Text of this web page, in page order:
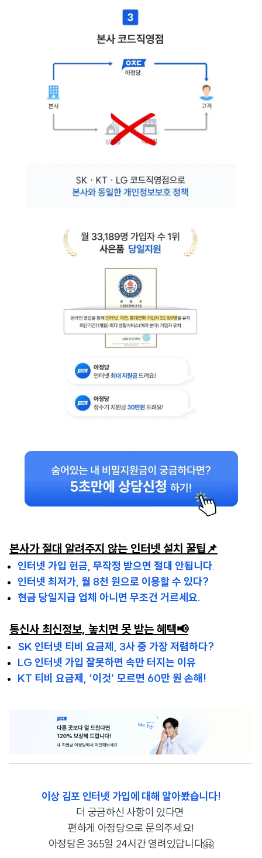
본사가 절대 알려주지 않는 인터넷 설치 꿀팁📌
인터넷 가입 현금, 무작정 받으면 절대 안됩니다.
인터넷 최저가, 월 8천 원으로 이용할 수 있다?
현금 당일지급 업체 아니면 무조건 거르세요.
통신사 최신정보, 놓치면 못 받는 혜택📢
SK 인터넷 티비 요금제, 3사 중 가장 저렴하다?
LG 인터넷 가입 잘못하면 속만 터지는 이유
KT 티비 요금제, ‘이것’ 모르면 60만 원 손해!
이상 김포 인터넷 가입에 대해 알아봤습니다!
더 궁금하신 사항이 있다면
편하게 아정당으로 문의주세요!
아정당은 365일 24시간 열려있답니다🤗